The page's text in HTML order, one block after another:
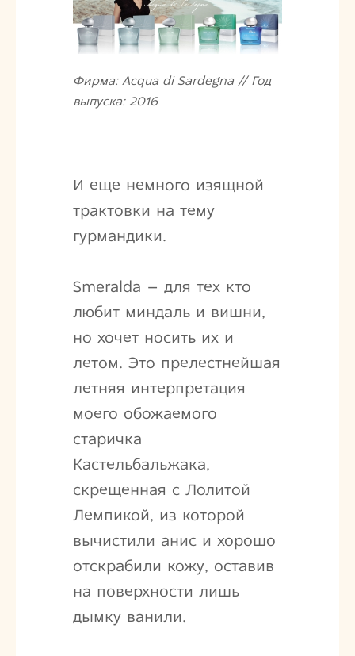
Фирма: Acqua di Sardegna // Год
выпуска: 2016
И еще немного изящной
трактовки на тему
гурмандики.
Smeralda – для тех кто
любит миндаль и вишни,
но хочет носить их и
летом. Это прелестнейшая
летняя интерпретация
моего обожаемого
старичка
Кастельбальжака,
скрещенная с Лолитой
Лемпикой, из которой
вычистили анис и хорошо
отскрабили кожу, оставив
на поверхности лишь
дымку ванили.